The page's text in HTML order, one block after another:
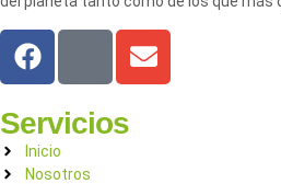
Servicios
Inicio
Nosotros